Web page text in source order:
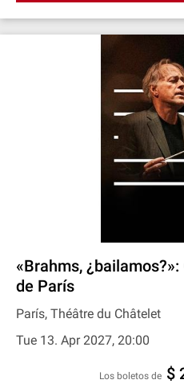
«Brahms,
de París
París, Théâtre du Châtelet
Tue 13. Apr 2027, 20:00
Los boletos de $